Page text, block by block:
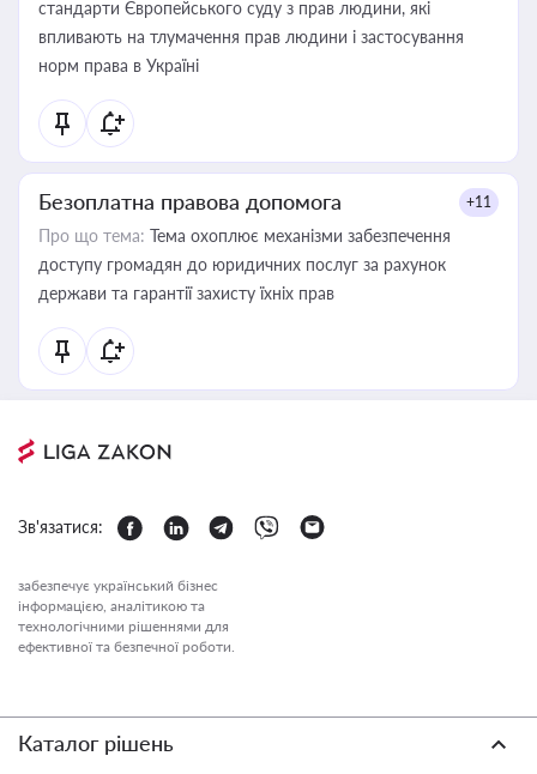
стандарти Європейського суду з прав людини, які
впливають на тлумачення прав людини і застосування
норм права в Україні
Безоплатна правова допомога +11
Про що тема: Тема охоплює механізми забезпечення
доступу громадян до юридичних послуг за рахунок
держави та гарантії захисту їхніх прав
Зв'язатися:
забезпечує український бізнес
інформацією, аналітикою та
технологічними рішеннями для
ефективної та безпечної роботи.
Каталог рішень